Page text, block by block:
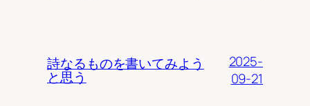
詩なるものを書いてみよう
と思う
2025-
09-21